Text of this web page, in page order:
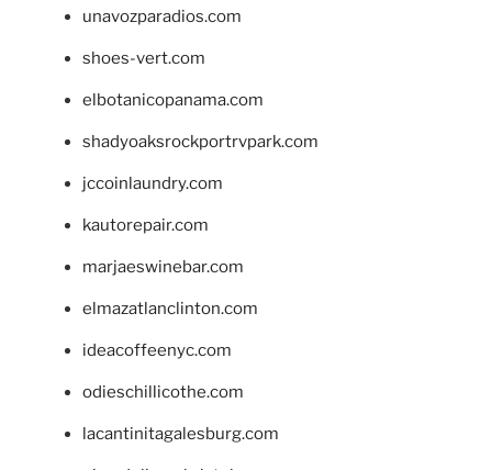
unavozparadios.com
shoes-vert.com
elbotanicopanama.com
shadyoaksrockportrvpark.com
jccoinlaundry.com
kautorepair.com
marjaeswinebar.com
elmazatlanclinton.com
ideacoffeenyc.com
odieschillicothe.com
lacantinitagalesburg.com